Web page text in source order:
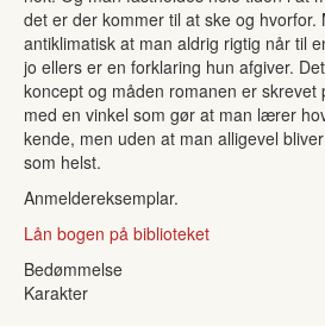
det er der kommer til at ske og hvorfor.
antiklimatisk at man aldrig rigtig når til
jo ellers er en forklaring hun afgiver.
koncept og måden romanen er skrevet
med en vinkel som gør at man lærer
kende, men uden at man alligevel
som helst.
Anmeldereksemplar.
Lån bogen på biblioteket
Bedømmelse
Karakter